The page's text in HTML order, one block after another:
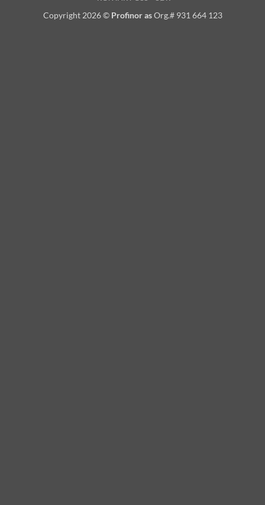
Copyright 2026 © Profinor asOrg.# 931 664 123